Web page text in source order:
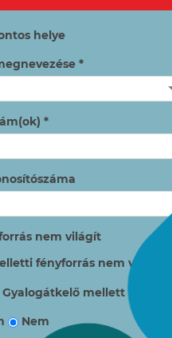
helye
*
*
nem világít
fényforrás nem világít
mellett van?
Nem